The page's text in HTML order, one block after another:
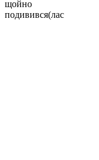
щойно
подивився(лася).